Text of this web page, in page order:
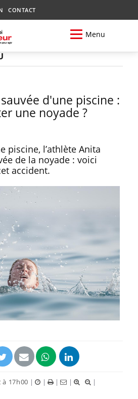
CONTACT
Menu
d'une piscine :
une noyade ?
piscine, l’athlète Anita
de la noyade : voici
accident.
à 17h00 | | | |
|